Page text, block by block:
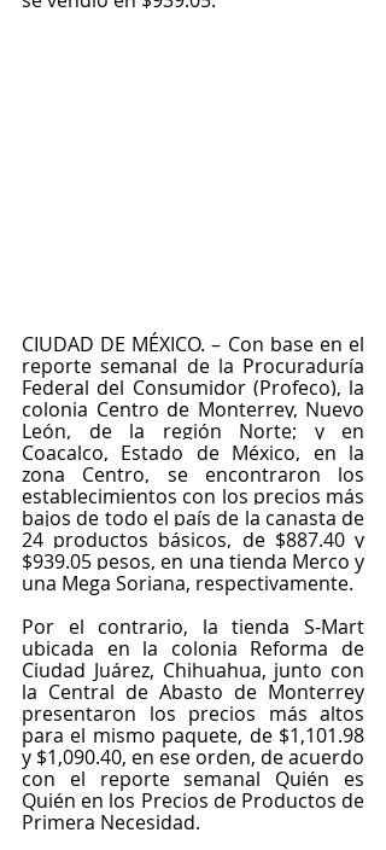
CIUDAD DE MÉXICO. – Con base en el
reporte semanal de la Procuraduría
Federal del Consumidor (Profeco), la
colonia Centro de Monterrey, Nuevo
León, de la región Norte; y en
Coacalco, Estado de México, en la
zona Centro, se encontraron los
establecimientos con los precios más
bajos de todo el país de la canasta de
24 productos básicos, de $887.40 y
$939.05 pesos, en una tienda Merco y
una Mega Soriana, respectivamente.
Por el contrario, la tienda S-Mart
ubicada en la colonia Reforma de
Ciudad Juárez, Chihuahua, junto con
la Central de Abasto de Monterrey
presentaron los precios más altos
para el mismo paquete, de $1,101.98
y $1,090.40, en ese orden, de acuerdo
con el reporte semanal Quién es
Quién en los Precios de Productos de
Primera Necesidad.